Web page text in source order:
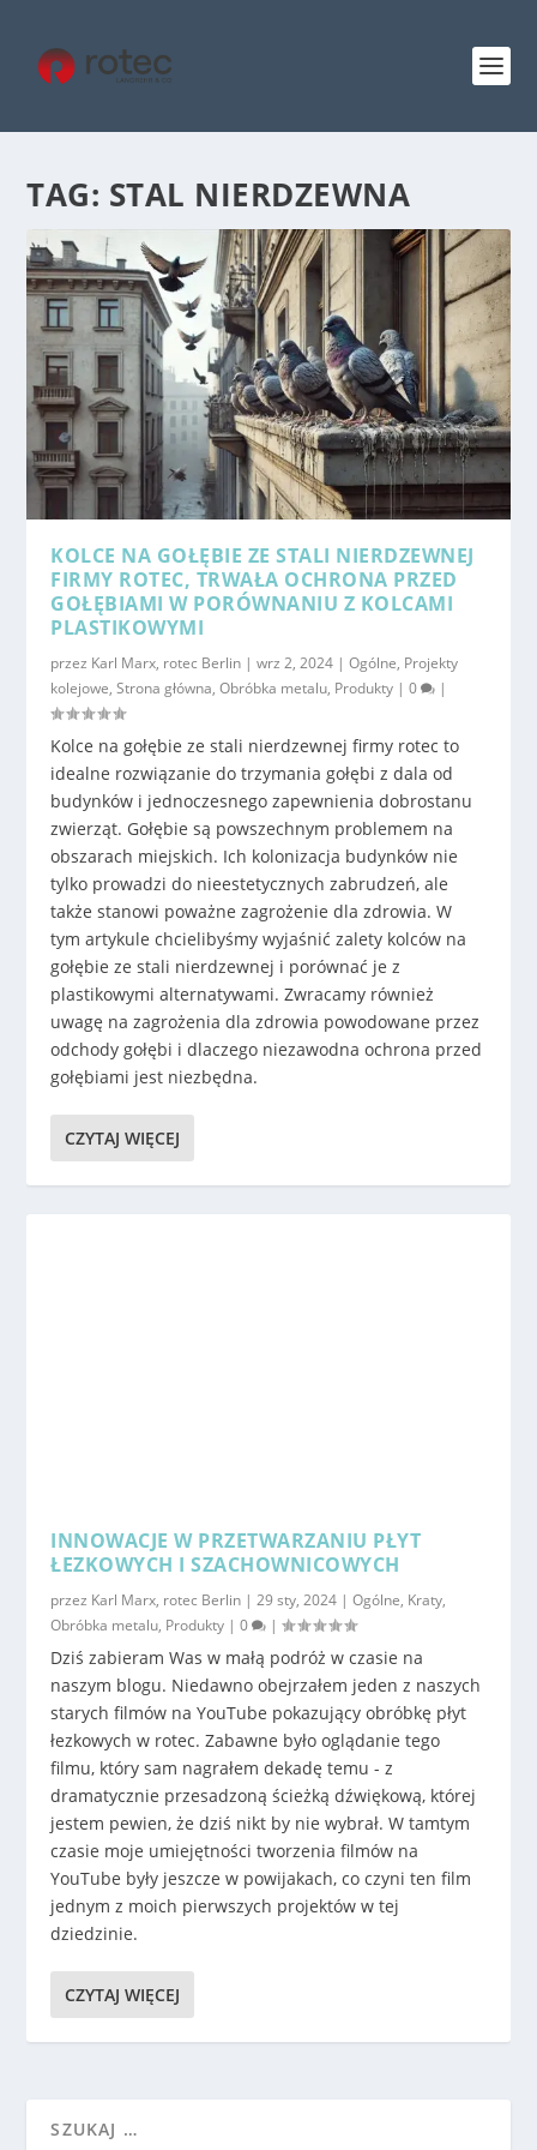
TAG: STAL NIERDZEWNA
KOLCE NA GOŁĘBIE ZE STALI NIERDZEWNEJ
FIRMY ROTEC, TRWAŁA OCHRONA PRZED
GOŁĘBIAMI W PORÓWNANIU Z KOLCAMI
PLASTIKOWYMI
przez Karl Marx, rotec Berlin |wrz 2, 2024 |Ogólne, Projekty
kolejowe,Strona główna,Obróbka metalu, Produkty |0 |
Kolce na gołębie ze stali nierdzewnej firmy rotec to
idealne rozwiązanie do trzymania gołębi z dala od
budynków i jednoczesnego zapewnienia dobrostanu
zwierząt. Gołębie są powszechnym problemem na
obszarach miejskich. Ich kolonizacja budynków nie
tylko prowadzi do nieestetycznych zabrudzeń, ale
także stanowi poważne zagrożenie dla zdrowia. W
tym artykule chcielibyśmy wyjaśnić zalety kolców na
gołębie ze stali nierdzewnej i porównać je z
plastikowymi alternatywami. Zwracamy również
uwagę na zagrożenia dla zdrowia powodowane przez
odchody gołębi i dlaczego niezawodna ochrona przed
gołębiami jest niezbędna.
CZYTAJ WIĘCEJ
INNOWACJE W PRZETWARZANIU PŁYT
ŁEZKOWYCH I SZACHOWNICOWYCH
przez Karl Marx, rotec Berlin |29 sty, 2024 |Ogólne, Kraty,
Obróbka metalu, Produkty |0 |
Dziś zabieram Was w małą podróż w czasie na
naszym blogu. Niedawno obejrzałem jeden z naszych
starych filmów na YouTube pokazujący obróbkę płyt
łezkowych w rotec. Zabawne było oglądanie tego
filmu, który sam nagrałem dekadę temu - z
dramatycznie przesadzoną ścieżką dźwiękową, której
jestem pewien, że dziś nikt by nie wybrał. W tamtym
czasie moje umiejętności tworzenia filmów na
YouTube były jeszcze w powijakach, co czyni ten film
jednym z moich pierwszych projektów w tej
dziedzinie.
CZYTAJ WIĘCEJ